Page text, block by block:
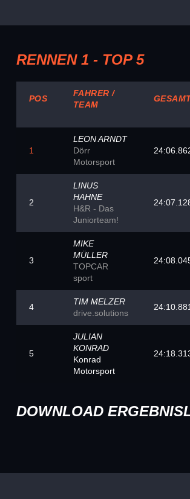
RENNEN 1 - TOP 5
POS
FAHRER /
TEAM
1
LEON ARNDT
Dörr
Motorsport
2
LINUS
HAHNE
H&R - Das
Juniorteam!
3
MIKE
MÜLLER
TOPCAR
sport
4
TIM MELZER
drive.solutions
5
JULIAN
KONRAD
Konrad
Motorsport
DOWNLOAD